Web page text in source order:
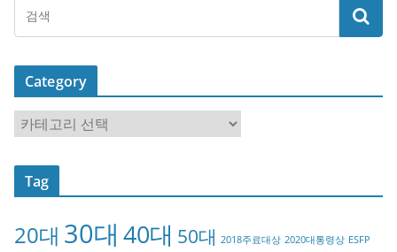
Category
a
t
o
Tag
20대 30대 40대 50대 2018주료대상 2020대통령상 ESFP